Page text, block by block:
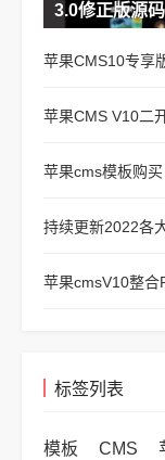
3.0修正版源码
苹果CMS10专享
苹果CMS V10二
苹果cms模板购
持续更新2022各
苹果cmsV10整合
标签列表
模板 CMS